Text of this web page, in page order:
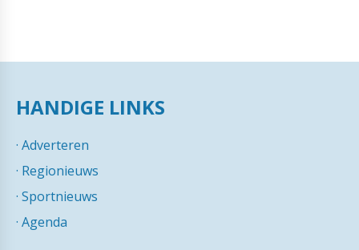
HANDIGE LINKS
· Adverteren
· Regionieuws
· Sportnieuws
· Agenda